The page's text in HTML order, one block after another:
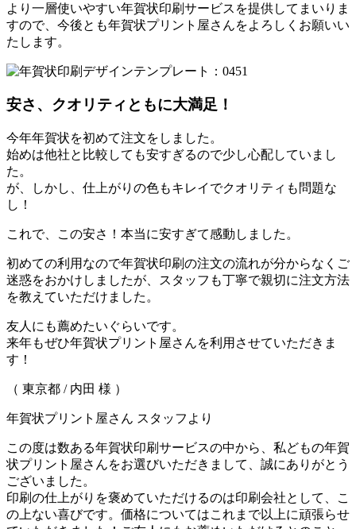
より一層使いやすい年賀状印刷サービスを提供してまいりま
すので、今後とも年賀状プリント屋さんをよろしくお願いい
たします。
安さ、クオリティともに大満足！
今年年賀状を初めて注文をしました。
始めは他社と比較しても安すぎるので少し心配していまし
た。
が、しかし、仕上がりの色もキレイでクオリティも問題な
し！
これで、この安さ！本当に安すぎて感動しました。
初めての利用なので年賀状印刷の注文の流れが分からなくご
迷惑をおかけしましたが、スタッフも丁寧で親切に注文方法
を教えていただけました。
友人にも薦めたいぐらいです。
来年もぜひ年賀状プリント屋さんを利用させていただきま
す！
（ 東京都 / 内田 様 ）
年賀状プリント屋さん スタッフより
この度は数ある年賀状印刷サービスの中から、私どもの年賀
状プリント屋さんをお選びいただきまして、誠にありがとう
ございました。
印刷の仕上がりを褒めていただけるのは印刷会社として、こ
の上ない喜びです。価格についてはこれまで以上に頑張らせ